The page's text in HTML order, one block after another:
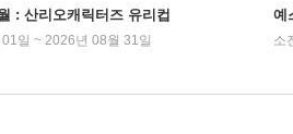
: 산리오캐릭터즈 유리컵
일 ~ 2026년 08월 31일
예
소